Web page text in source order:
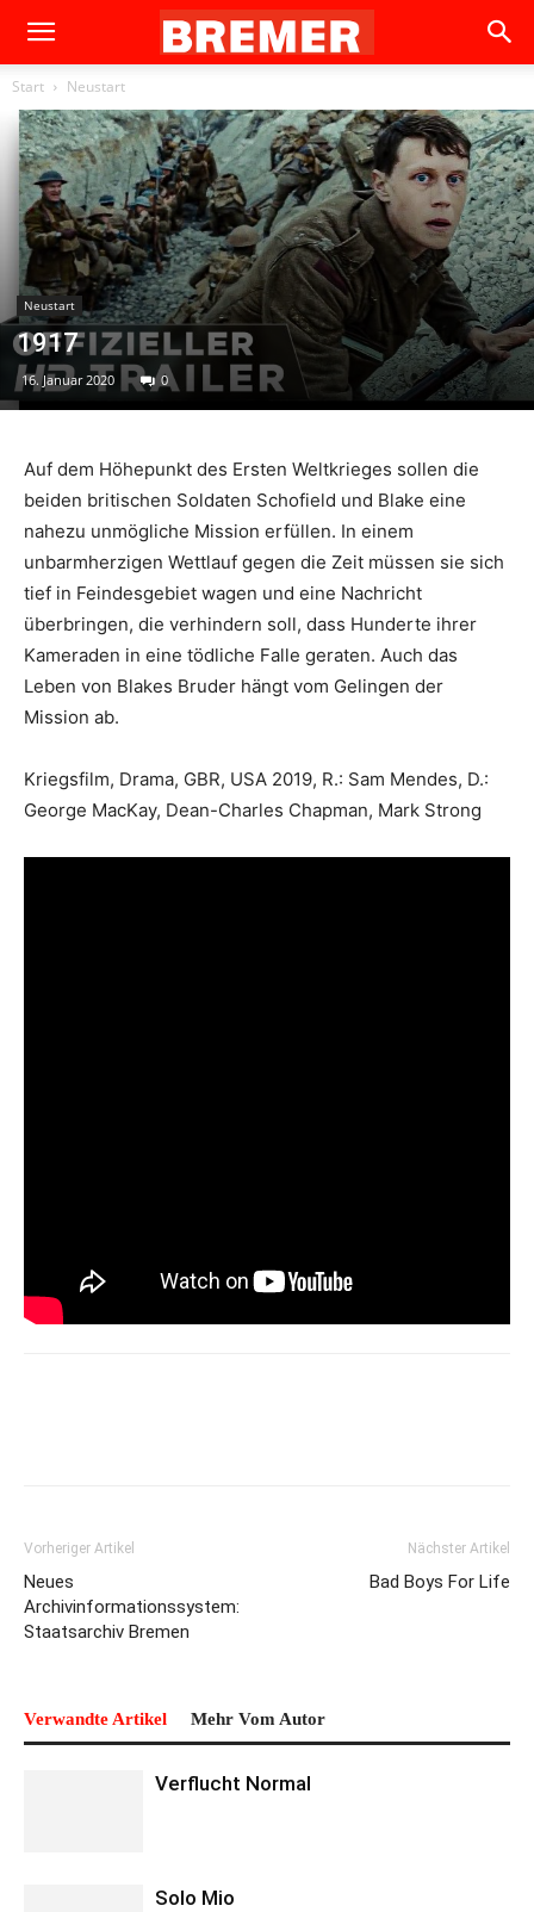
Start Neustart
Neustart
1917
16. Januar 2020 0
Auf dem Höhepunkt des Ersten Weltkrieges sollen die
beiden britischen Soldaten Schofield und Blake eine
nahezu unmögliche Mission erfüllen. In einem
unbarmherzigen Wettlauf gegen die Zeit müssen sie sich
tief in Feindesgebiet wagen und eine Nachricht
überbringen, die verhindern soll, dass Hunderte ihrer
Kameraden in eine tödliche Falle geraten. Auch das
Leben von Blakes Bruder hängt vom Gelingen der
Mission ab.
Kriegsfilm, Drama, GBR, USA 2019, R.: Sam Mendes, D.:
George MacKay, Dean-Charles Chapman, Mark Strong
Vorheriger Artikel
Neues
Archivinformationssystem:
Staatsarchiv Bremen
Nächster Artikel
Bad Boys For Life
Verwandte Artikel Mehr Vom Autor
Verflucht Normal
Solo Mio